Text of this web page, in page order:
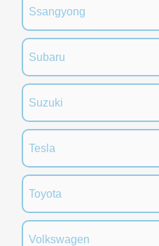
Ssangyong
Subaru
Suzuki
Tesla
Toyota
Volkswagen